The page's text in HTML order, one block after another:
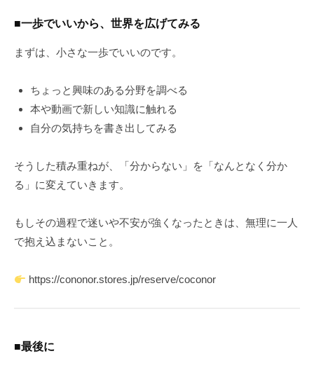
■一歩でいいから、世界を広げてみる
まずは、小さな一歩でいいのです。
ちょっと興味のある分野を調べる
本や動画で新しい知識に触れる
自分の気持ちを書き出してみる
そうした積み重ねが、「分からない」を「なんとなく分か
る」に変えていきます。
もしその過程で迷いや不安が強くなったときは、無理に一人
で抱え込まないこと。
https://cononor.stores.jp/reserve/coconor
■最後に